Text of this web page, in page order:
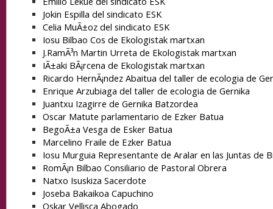
Jokin Espilla del sindicato ESK
Celia MuÃ±oz del sindicato ESK
Iosu Bilbao Cos de Ekologistak martxan
J.RamÃ³n Martin Urreta de Ekologistak martxan
IÃ±aki BÃ¡rcena de Ekologistak martxan
Ricardo HernÃ¡ndez Abaitua del taller de ecologia de
Enrique Arzubiaga del taller de ecologia de Gernika
Juantxu Izagirre de Gernika Batzordea
Oscar Matute parlamentario de Ezker Batua
BegoÃ±a Vesga de Esker Batua
Marcelino Fraile de Ezker Batua
Iosu Murguia Representante de Aralar en las Juntas de
RomÃ¡n Bilbao Consiliario de Pastoral Obrera
Natxo Isuskiza Sacerdote
Joseba Bakaikoa Capuchino
Oskar Vellisca Abogado